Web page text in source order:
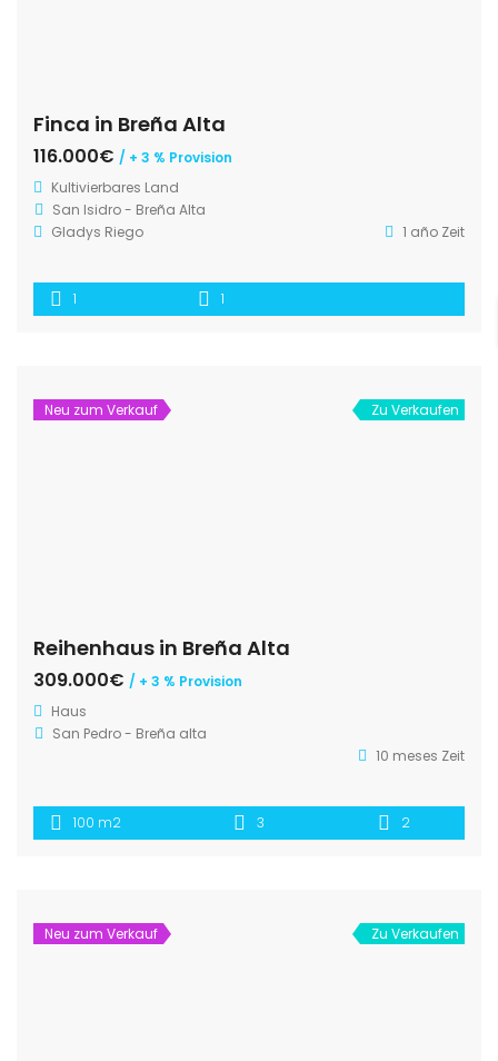
Finca in Breña Alta
116.000€ / + 3 % Provision
Kultivierbares Land
San Isidro - Breña Alta
Gladys Riego
1 año Zeit
1 1
Neu zum Verkauf Zu Verkaufen
Reihenhaus in Breña Alta
309.000€ / + 3 % Provision
Haus
San Pedro - Breña alta
10 meses Zeit
100 m2 3 2
Neu zum Verkauf Zu Verkaufen